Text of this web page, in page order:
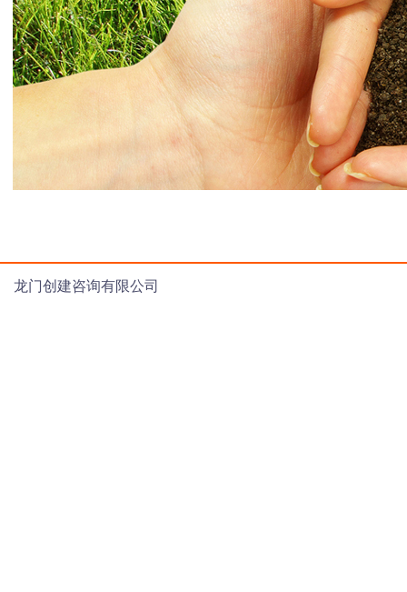
龙门创建咨询有限公司